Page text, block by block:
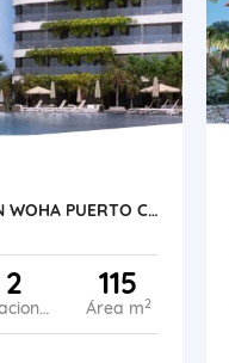
SE VENDE DEPARTAMENTO EN WOHA PUERTO CANCUN MÉXICO VE02-086MEX-CO
2
Estacionamiento
115
Área m2